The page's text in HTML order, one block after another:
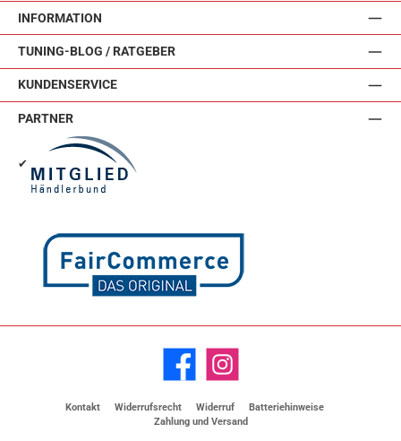
INFORMATION
TUNING-BLOG / RATGEBER
KUNDENSERVICE
PARTNER
✔
Facebook Instagram
Kontakt Widerrufsrecht Widerruf
Batteriehinweise
Zahlung und Versand